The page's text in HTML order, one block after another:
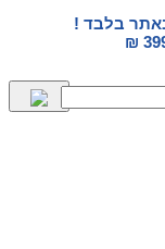
בלבד !